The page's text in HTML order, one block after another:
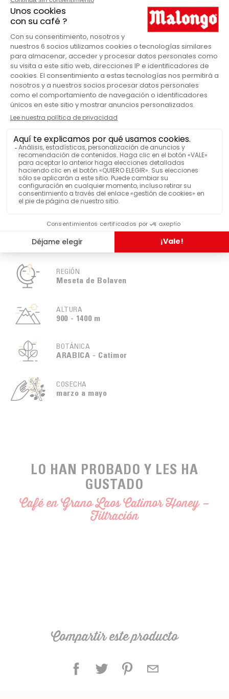
hoy la aparición de micro-lotes raros y ejemplares,
como este Catimor honey. Variedad experimental
cultivada en altitud y recolectada con esmero, ilustra
perfectamente el potencial de los terroirs laosianos.
MARCA Malongo
GAMA MALONGO Café de especialidad
GAMA MALONGO Slow Coffee
CANTIDAD DE CAFÉ
VENDIDO EN Estuche
ETIQUETADO Café ecológico
Envasado al vacío
REGIÓN
Meseta de Bolaven
ALTURA
900 - 1400 m
BOTÁNICA
ARABICA - Catimor
COSECHA
marzo a mayo
LO HAN PROBADO Y LES HA
GUSTADO
Café en Grano Laos Catimor Honey –
Filtración
Compartir este producto